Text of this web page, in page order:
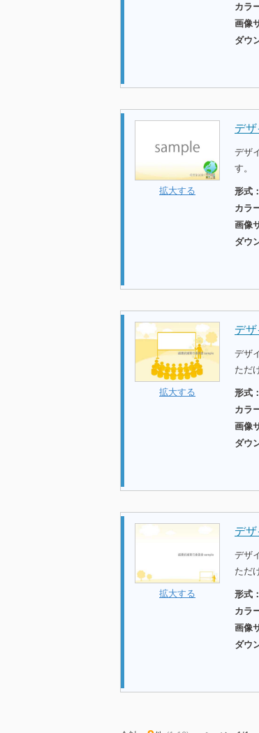
カラ
画像
ダウ
拡大する
デ
デザ
す。
形式：
カラ
画像
ダウ
拡大する
デ
デザ
ただ
形式：
カラ
画像
ダウ
拡大する
デ
デザ
ただ
形式：
カラ
画像
ダウ